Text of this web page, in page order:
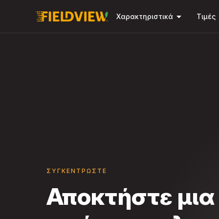
Χαρακτηριστικά arrow_drop_down Τιμές
ΣΥΓΚΕΝΤΡΏΣΤΕ
Αποκτήστε